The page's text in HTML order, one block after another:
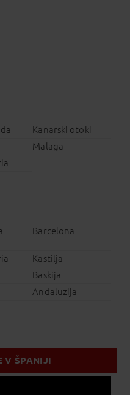
Kanarski otoki
Malaga
Barcelona
Kastilja
Baskija
Andaluzija
V ŠPANIJI